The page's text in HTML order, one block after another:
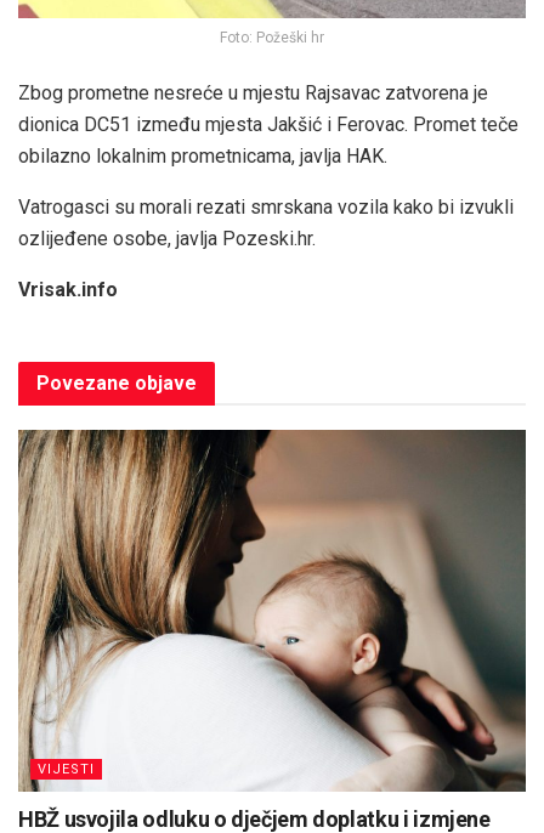
Foto: Požeški hr
Zbog prometne nesreće u mjestu Rajsavac zatvorena je
dionica DC51 između mjesta Jakšić i Ferovac. Promet teče
obilazno lokalnim prometnicama, javlja HAK.
Vatrogasci su morali rezati smrskana vozila kako bi izvukli
ozlijeđene osobe, javlja Pozeski.hr.
Vrisak.info
Povezane objave
VIJESTI
HBŽ usvojila odluku o dječjem doplatku i izmjene